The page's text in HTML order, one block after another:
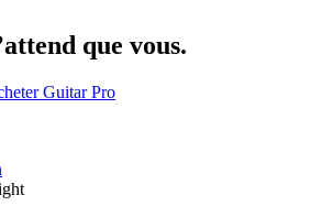
que vous.
Guitar Pro